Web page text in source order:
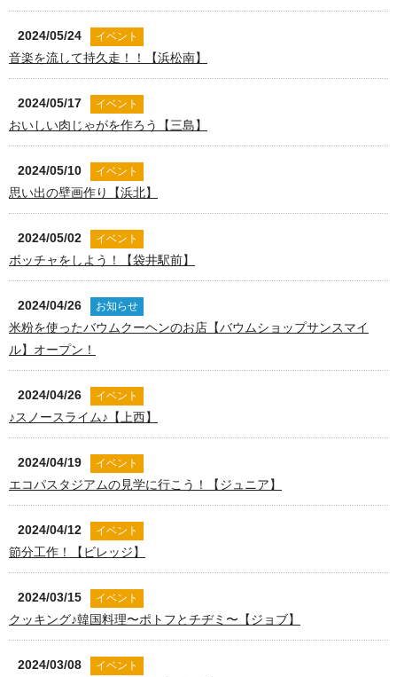
2024/05/24 イベント
音楽を流して持久走！！【浜松南】
2024/05/17 イベント
おいしい肉じゃがを作ろう【三島】
2024/05/10 イベント
思い出の壁画作り【浜北】
2024/05/02 イベント
ボッチャをしよう！【袋井駅前】
2024/04/26 お知らせ
米粉を使ったバウムクーヘンのお店【バウムショップサンスマイ
ル】オープン！
2024/04/26 イベント
♪スノースライム♪【上西】
2024/04/19 イベント
エコパスタジアムの見学に行こう！【ジュニア】
2024/04/12 イベント
節分工作！【ビレッジ】
2024/03/15 イベント
クッキング♪韓国料理〜ポトフとチヂミ〜【ジョブ】
2024/03/08 イベント